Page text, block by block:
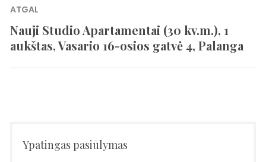
Navigacija
tarp
įrašų
ATGAL
Previous
post:
Nauji Studio Apartamentai (30 kv.m.), 1
aukštas, Vasario 16-osios gatvė 4, Palanga
Ypatingas pasiūlymas